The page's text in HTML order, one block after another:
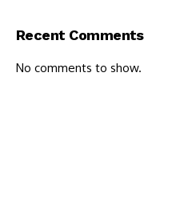
Recent Comments
No comments to show.